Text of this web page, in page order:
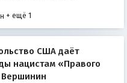
+ ещё 1
США даёт
нацистам «Правого
Вершинин